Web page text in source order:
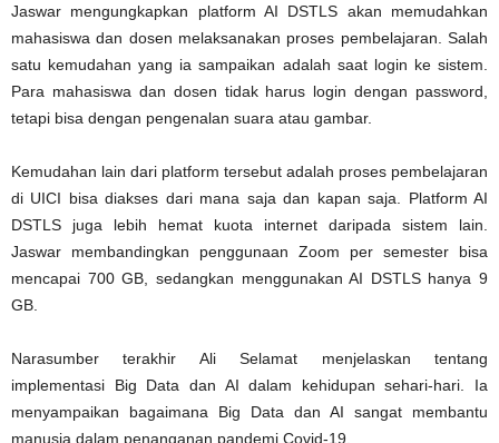
Jaswar mengungkapkan platform AI DSTLS akan memudahkan
mahasiswa dan dosen melaksanakan proses pembelajaran. Salah
satu kemudahan yang ia sampaikan adalah saat login ke sistem.
Para mahasiswa dan dosen tidak harus login dengan password,
tetapi bisa dengan pengenalan suara atau gambar.
Kemudahan lain dari platform tersebut adalah proses pembelajaran
di UICI bisa diakses dari mana saja dan kapan saja. Platform AI
DSTLS juga lebih hemat kuota internet daripada sistem lain.
Jaswar membandingkan penggunaan Zoom per semester bisa
mencapai 700 GB, sedangkan menggunakan AI DSTLS hanya 9
GB.
Narasumber terakhir Ali Selamat menjelaskan tentang
implementasi Big Data dan AI dalam kehidupan sehari-hari. Ia
menyampaikan bagaimana Big Data dan AI sangat membantu
manusia dalam penanganan pandemi Covid-19.